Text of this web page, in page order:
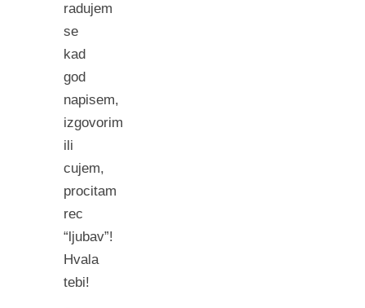
radujem
se
kad
god
napisem,
izgovorim
ili
cujem,
procitam
rec
“ljubav”!
Hvala
tebi!